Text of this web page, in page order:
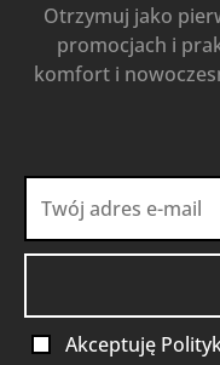
Otrzymuj jako
promocjach i
komfort i
Akceptuję